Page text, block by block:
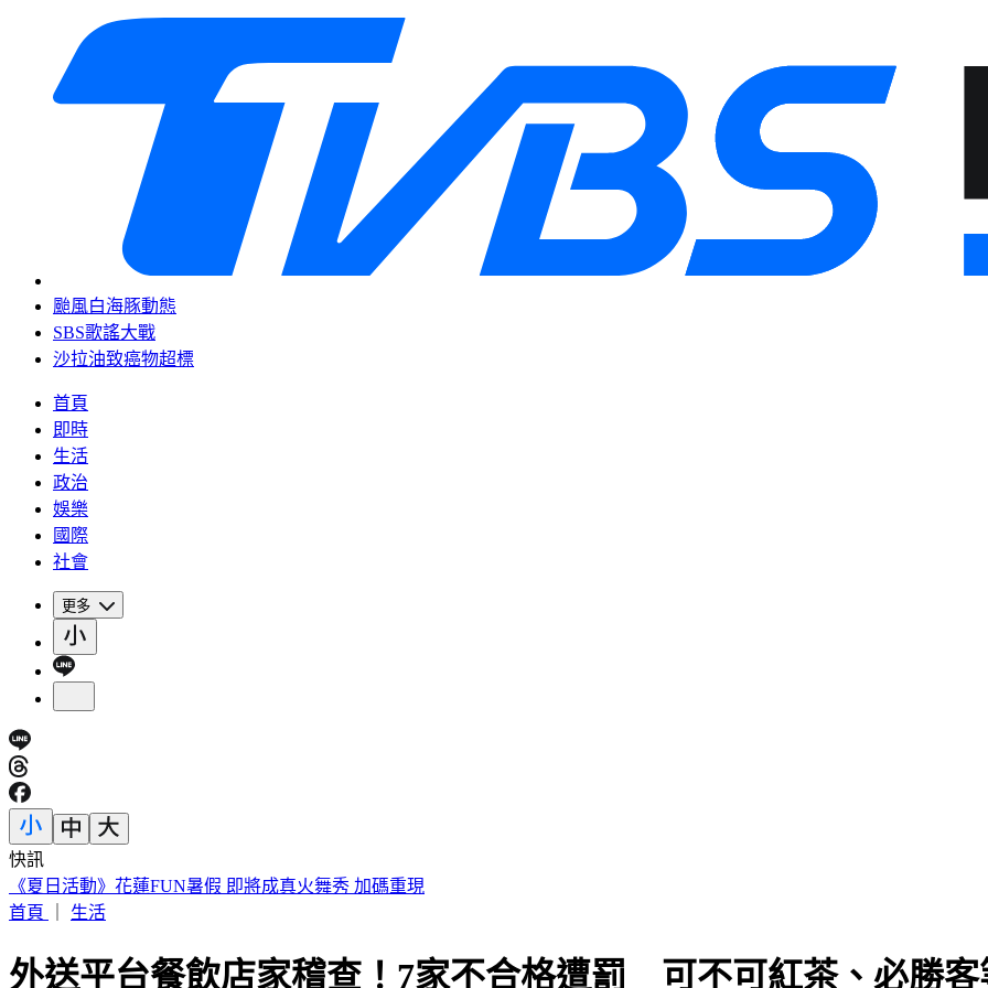
颱風白海豚動態
SBS歌謠大戰
沙拉油致癌物超標
首頁
即時
生活
政治
娛樂
國際
社會
更多
快訊
188萬《龍藏經》賣掉了！大戶不甩7折 店員爆「付現買原價」
首頁
生活
外送平台餐飲店家稽查！7家不合格遭罰 可不可紅茶、必勝客